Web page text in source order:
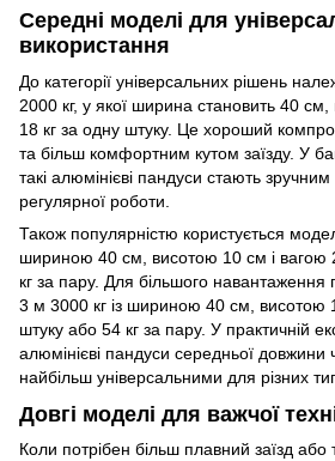
Середні моделі для
використання
До категорії універсальних рішень
2000 кг, у якої ширина становить 40
18 кг за одну штуку. Це хороший
та більш комфортним кутом заїзду. У
такі алюмінієві пандуси стають
регулярної роботи.
Також популярністю користується
шириною 40 см, висотою 10 см і вагою
кг за пару. Для більшого навантаження
3 м 3000 кг із шириною 40 см, висотою
штуку або 54 кг за пару. У практичній
алюмінієві пандуси середньої довжини
найбільш універсальними для різних
Довгі моделі для важчої
Коли потрібен більш плавний заїзд або